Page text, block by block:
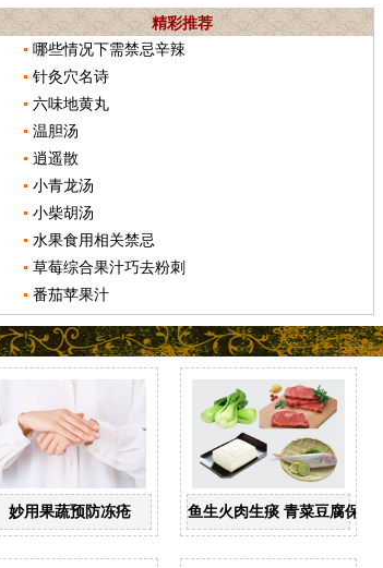
精彩推荐
哪些情况下需禁忌辛辣
针灸穴名诗
六味地黄丸
温胆汤
逍遥散
小青龙汤
小柴胡汤
水果食用相关禁忌
草莓综合果汁巧去粉刺
番茄苹果汁
妙用果蔬预防冻疮 鱼生火肉生痰 青菜豆腐保平安